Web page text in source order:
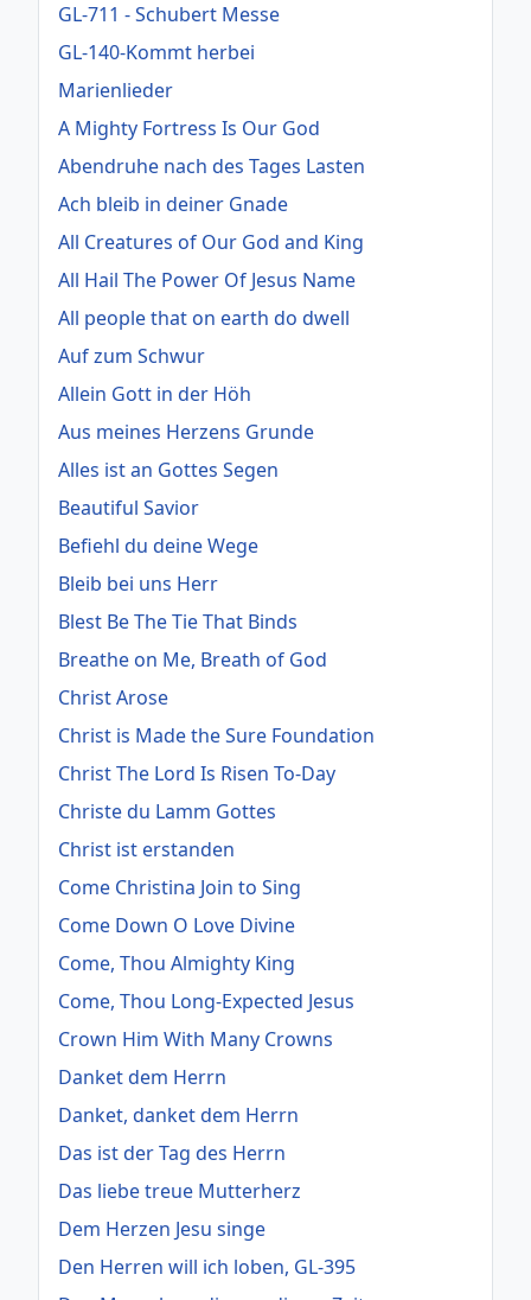
GL-711 - Schubert Messe
GL-140-Kommt herbei
Marienlieder
A Mighty Fortress Is Our God
Abendruhe nach des Tages Lasten
Ach bleib in deiner Gnade
All Creatures of Our God and King
All Hail The Power Of Jesus Name
All people that on earth do dwell
Auf zum Schwur
Allein Gott in der Höh
Aus meines Herzens Grunde
Alles ist an Gottes Segen
Beautiful Savior
Befiehl du deine Wege
Bleib bei uns Herr
Blest Be The Tie That Binds
Breathe on Me, Breath of God
Christ Arose
Christ is Made the Sure Foundation
Christ The Lord Is Risen To-Day
Christe du Lamm Gottes
Christ ist erstanden
Come Christina Join to Sing
Come Down O Love Divine
Come, Thou Almighty King
Come, Thou Long-Expected Jesus
Crown Him With Many Crowns
Danket dem Herrn
Danket, danket dem Herrn
Das ist der Tag des Herrn
Das liebe treue Mutterherz
Dem Herzen Jesu singe
Den Herren will ich loben, GL-395